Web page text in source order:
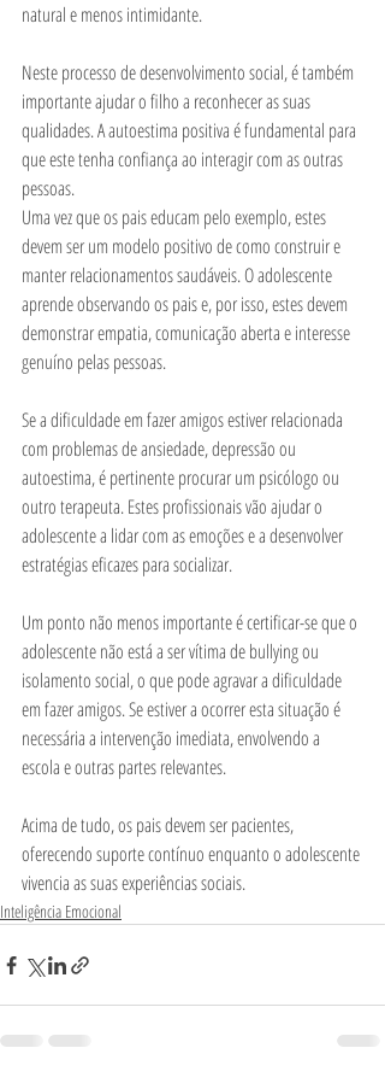
natural e menos intimidante.
Neste processo de desenvolvimento social, é também
importante ajudar o filho a reconhecer as suas
qualidades. A autoestima positiva é fundamental para
que este tenha confiança ao interagir com as outras
pessoas.
Uma vez que os pais educam pelo exemplo, estes
devem ser um modelo positivo de como construir e
manter relacionamentos saudáveis. O adolescente
aprende observando os pais e, por isso, estes devem
demonstrar empatia, comunicação aberta e interesse
genuíno pelas pessoas.
Se a dificuldade em fazer amigos estiver relacionada
com problemas de ansiedade, depressão ou
autoestima, é pertinente procurar um psicólogo ou
outro terapeuta. Estes profissionais vão ajudar o
adolescente a lidar com as emoções e a desenvolver
estratégias eficazes para socializar.
Um ponto não menos importante é certificar-se que o
adolescente não está a ser vítima de bullying ou
isolamento social, o que pode agravar a dificuldade
em fazer amigos. Se estiver a ocorrer esta situação é
necessária a intervenção imediata, envolvendo a
escola e outras partes relevantes.
Acima de tudo, os pais devem ser pacientes,
oferecendo suporte contínuo enquanto o adolescente
vivencia as suas experiências sociais.
Inteligência Emocional